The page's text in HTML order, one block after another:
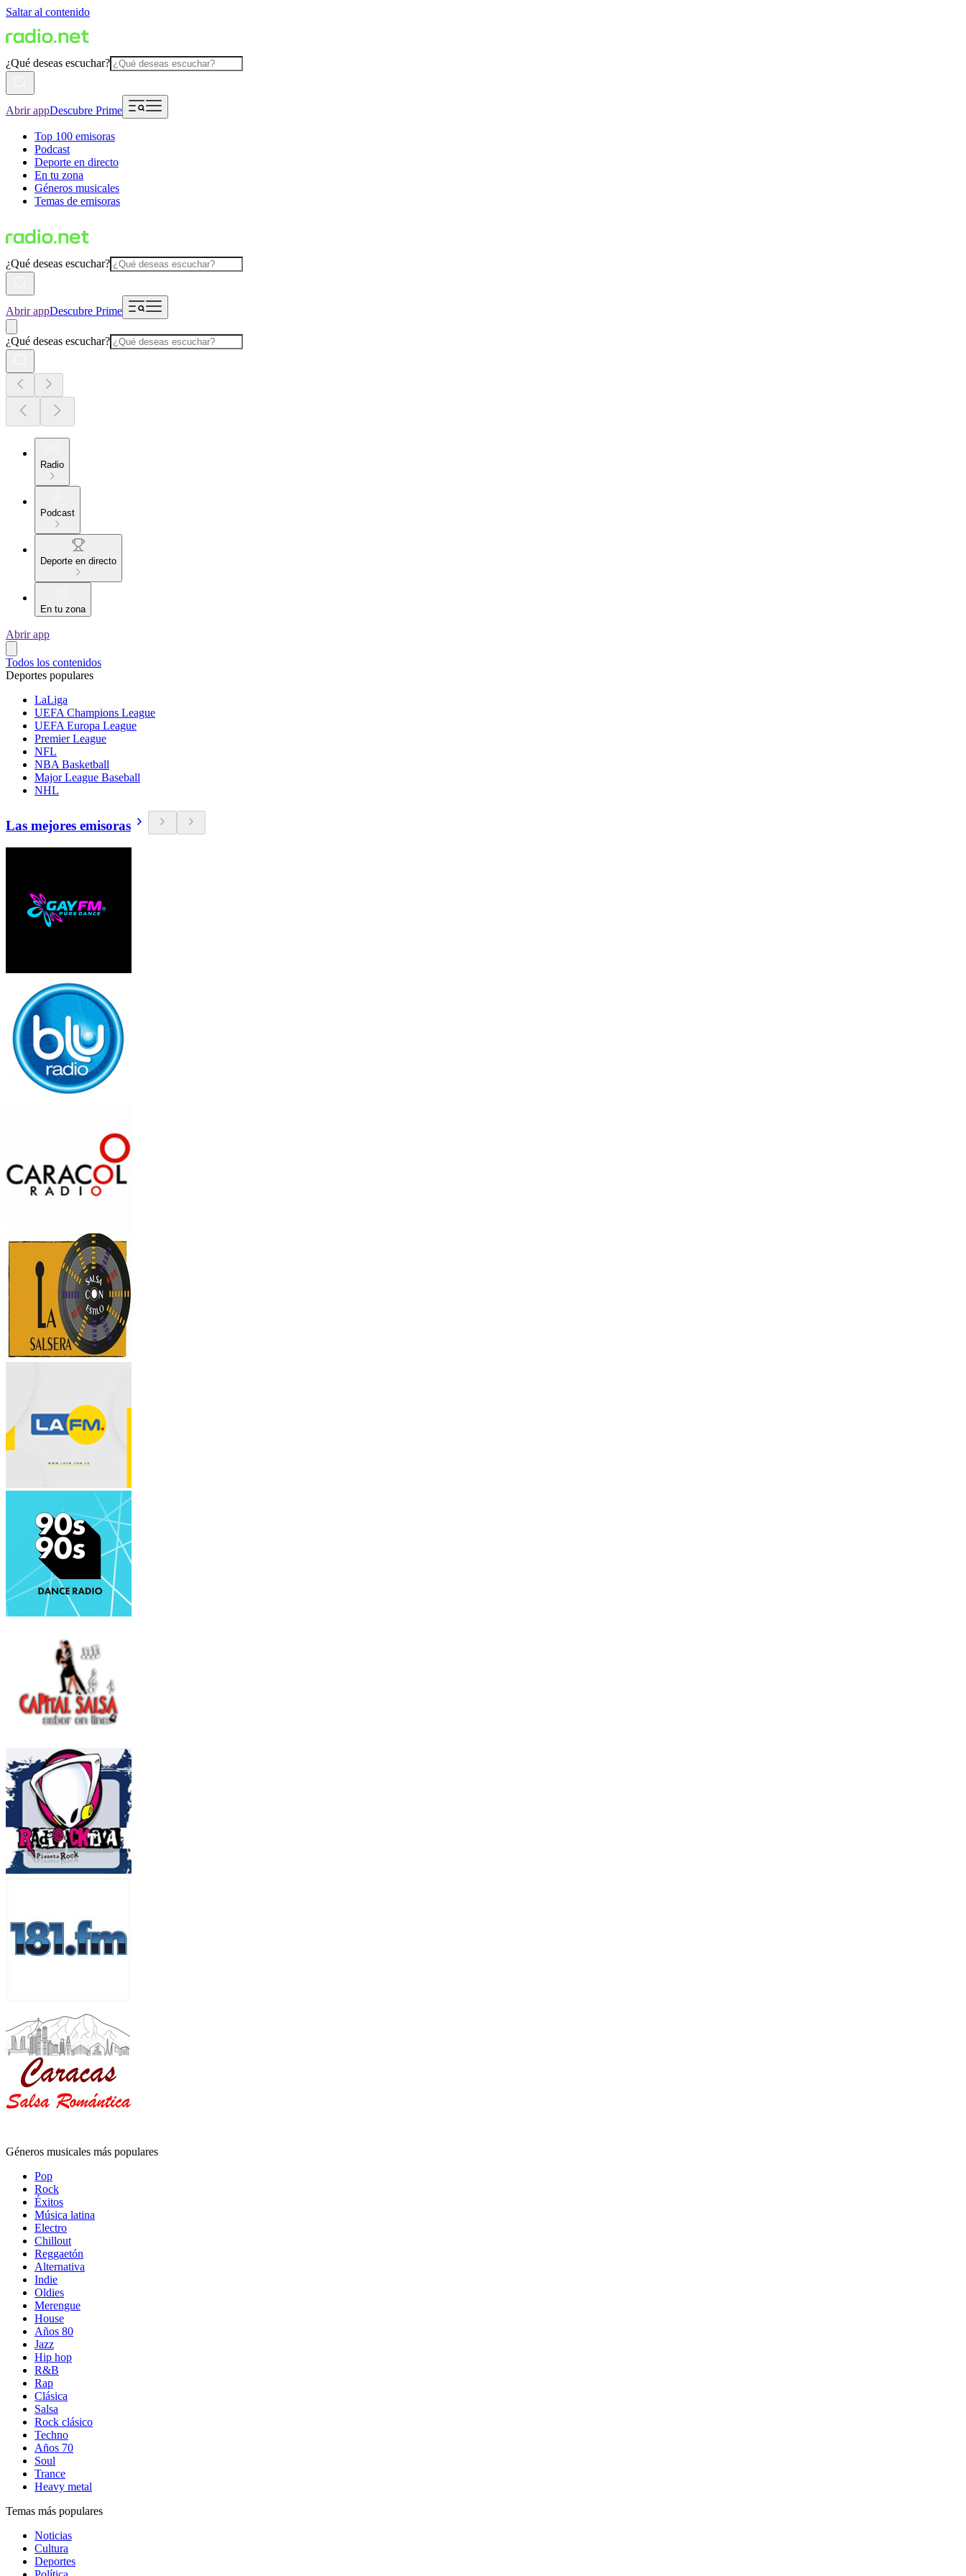
Saltar al contenido
¿Qué deseas escuchar?
Abrir appDescubre Prime
Top 100 emisoras
Podcast
Deporte en directo
En tu zona
Géneros musicales
Temas de emisoras
¿Qué deseas escuchar?
Abrir appDescubre Prime
¿Qué deseas escuchar?
Radio
Podcast
Deporte en directo
En tu zona
Abrir app
Todos los contenidos
Deportes populares
LaLiga
UEFA Champions League
UEFA Europa League
Premier League
NFL
NBA Basketball
Major League Baseball
NHL
Las mejores emisoras
Géneros musicales más populares
Pop
Rock
Éxitos
Música latina
Electro
Chillout
Reggaetón
Alternativa
Indie
Oldies
Merengue
House
Años 80
Jazz
Hip hop
R&B
Rap
Clásica
Salsa
Rock clásico
Techno
Años 70
Soul
Trance
Heavy metal
Temas más populares
Noticias
Cultura
Deportes